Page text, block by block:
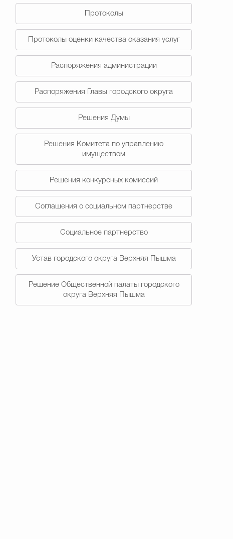
Протоколы
Протоколы оценки качества оказания услуг
Распоряжения администрации
Распоряжения Главы городского округа
Решения Думы
Решения Комитета по управлению
имуществом
Решения конкурсных комиссий
Соглашения о социальном партнерстве
Социальное партнерство
Устав городского округа Верхняя Пышма
Решение Общественной палаты городского
округа Верхняя Пышма